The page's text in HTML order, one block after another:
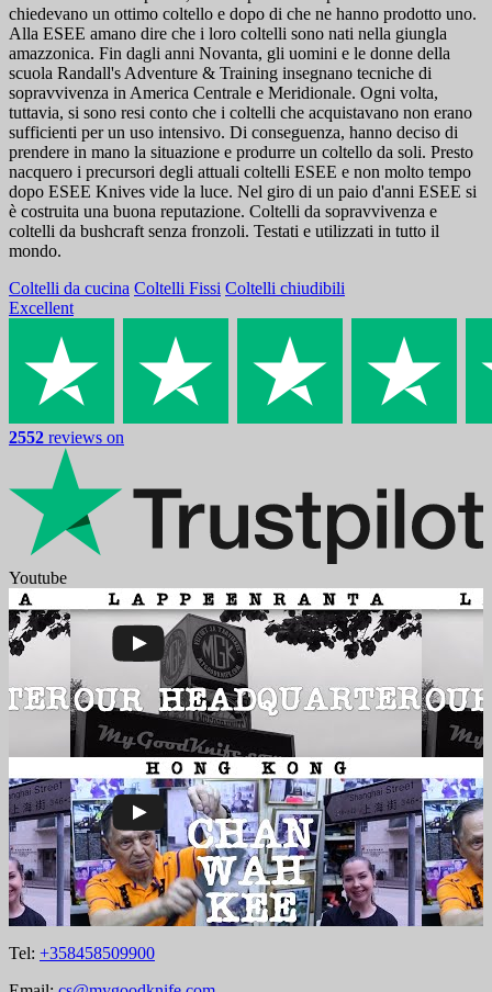
chiedevano un ottimo coltello e dopo di che ne hanno prodotto uno.
Alla ESEE amano dire che i loro coltelli sono nati nella giungla
amazzonica. Fin dagli anni Novanta, gli uomini e le donne della
scuola Randall's Adventure & Training insegnano tecniche di
sopravvivenza in America Centrale e Meridionale. Ogni volta,
tuttavia, si sono resi conto che i coltelli che acquistavano non erano
sufficienti per un uso intensivo. Di conseguenza, hanno deciso di
prendere in mano la situazione e produrre un coltello da soli. Presto
nacquero i precursori degli attuali coltelli ESEE e non molto tempo
dopo ESEE Knives vide la luce. Nel giro di un paio d'anni ESEE si
è costruita una buona reputazione. Coltelli da sopravvivenza e
coltelli da bushcraft senza fronzoli. Testati e utilizzati in tutto il
mondo.
Coltelli da cucina Coltelli Fissi Coltelli chiudibili
Excellent
2552 reviews on
Youtube
Tel: +358458509900